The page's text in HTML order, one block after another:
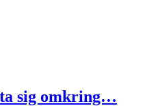
sig omkring…